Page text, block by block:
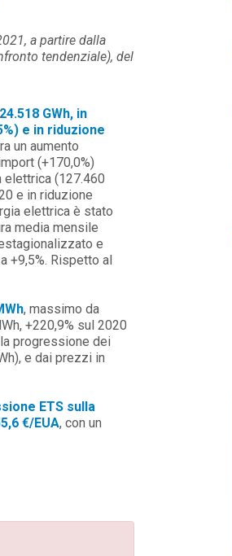
a partire dalla
tendenziale), del
GWh, in
e in riduzione
un aumento
(+170,0%)
(127.460
e in riduzione
elettrica è stato
media mensile
e
+9,5%. Rispetto al
, massimo da
+220,9% sul 2020
progressione dei
e dai prezzi in
ETS sulla
€/EUA, con un
/ 08-06-2026
sicurez...
PIÙ
di Stato dichiara
le disposizioni
ch...
PIÙ